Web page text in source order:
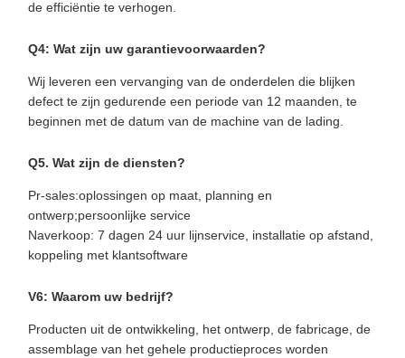
de efficiëntie te verhogen.
Q4: Wat zijn uw garantievoorwaarden?
Wij leveren een vervanging van de onderdelen die blijken
defect te zijn gedurende een periode van 12 maanden, te
beginnen met de datum van de machine van de lading.
Q5. Wat zijn de diensten?
Pr-sales:oplossingen op maat, planning en
ontwerp;persoonlijke service
Naverkoop: 7 dagen 24 uur lijnservice, installatie op afstand,
koppeling met klantsoftware
V6: Waarom uw bedrijf?
Producten uit de ontwikkeling, het ontwerp, de fabricage, de
assemblage van het gehele productieproces worden